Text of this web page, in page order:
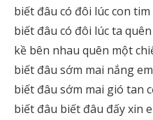
biết đâu có đôi lúc con
biết đâu có đôi lúc ta
kề bên nhau quên một
biết đâu sớm mai nắng
biết đâu sớm mai gió tan
biết đâu biết đâu đấy xin